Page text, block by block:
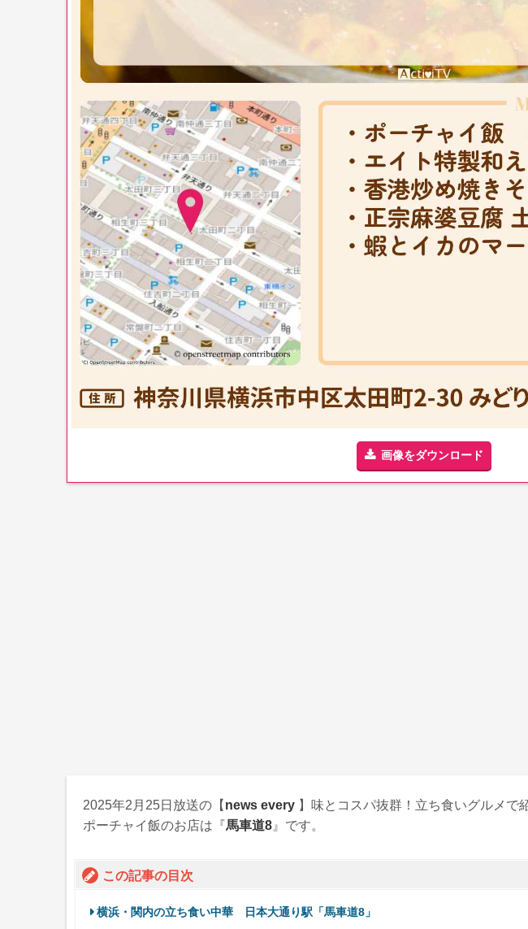
画像をダウンロード
2025年2月25日 放送の【 news every 】味とコスパ抜群！立ち食いグルメ
ポーチャイ飯のお店は『馬車道8 』です。
この記事の目次
横浜・関内の立ち食い中華 日本大通り駅「馬車道8」